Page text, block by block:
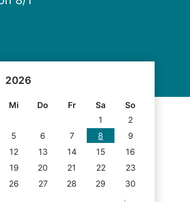
2026
Mi Do Fr Sa
So
1
2
5 6 7 8
9
12 13 14 15
16
19 20 21 22
23
26 27 28 29
30